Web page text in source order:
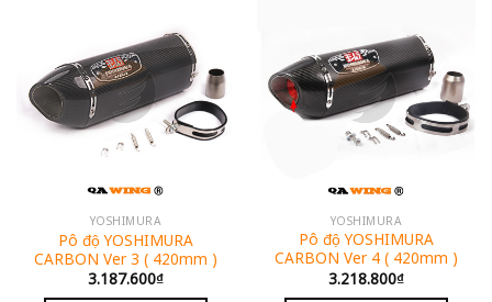
YOSHIMURA
Pô độ YOSHIMURA
CARBON Ver 3 ( 420mm )
3.187.600₫
YOSHIMURA
Pô độ YOSHIMURA
CARBON Ver 4 ( 420mm )
3.218.800₫